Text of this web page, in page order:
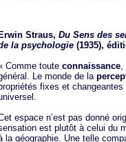
Erwin Straus, Du Sens des
la psychologie (1935),
Comme toute connaissance,
Le monde de la
fixes et
espace n’est pas donné
est plutôt à celui du
la géographie. Une telle